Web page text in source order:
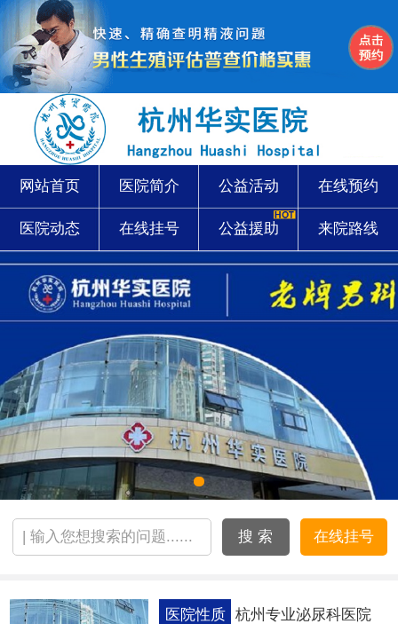
网站首页 医院简介 公益活动 在线预约
医院动态 在线挂号 公益援助 来院路线
搜 索 在线挂号
医院性质 杭州专业泌尿科医院